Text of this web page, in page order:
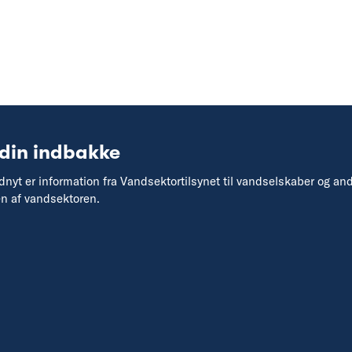
indbakke
er information fra Vandsektortilsynet til vandselskaber og
af vandsektoren.